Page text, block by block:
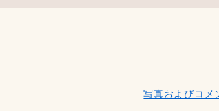
写真およびコメ